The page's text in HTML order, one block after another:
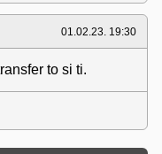
01.02.23. 19:30
to si ti.